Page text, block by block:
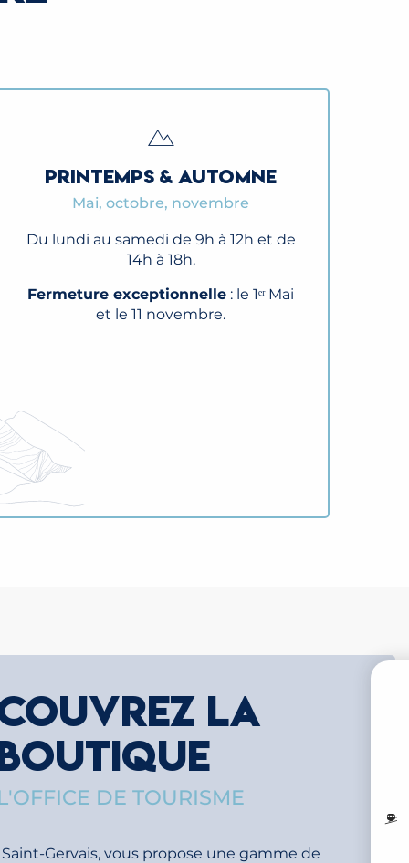
PRINTEMPS & AUTOMNE
Mai, octobre, novembre
Du lundi au samedi de 9h à 12h et de
14h à 18h.
Fermeture exceptionnelle : le 1ᵉʳ Mai
et le 11 novembre.
LA
DE TOURISME
Gervais, vous propose une gamme de